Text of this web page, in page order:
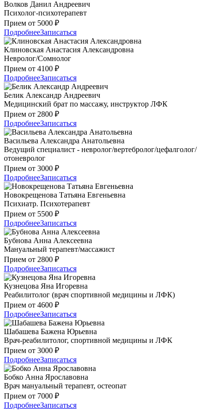
Волков Данил Андреевич
Психолог-психотерапевт
Прием от 5000 ₽
ПодробнееЗаписаться
Клиновская Анастасия Александровна
Невролог/Сомнолог
Прием от 4100 ₽
ПодробнееЗаписаться
Белик Александр Андреевич
Медицинский брат по массажу, инструктор ЛФК
Прием от 2800 ₽
ПодробнееЗаписаться
Васильева Александра Анатольевна
Ведущий специалист - невролог/вертебролог/цефалголог/
отоневролог
Прием от 3000 ₽
ПодробнееЗаписаться
Новокрещенова Татьяна Евгеньевна
Психиатр. Психотерапевт
Прием от 5500 ₽
ПодробнееЗаписаться
Бубнова Анна Алексеевна
Мануальный терапевт/массажист
Прием от 2800 ₽
ПодробнееЗаписаться
Кузнецова Яна Игоревна
Реабилитолог (врач спортивной медицины и ЛФК)
Прием от 4600 ₽
ПодробнееЗаписаться
Шабашева Бажена Юрьевна
Врач-реабилитолог, спортивной медицины и ЛФК
Прием от 3000 ₽
ПодробнееЗаписаться
Бобко Анна Ярославовна
Врач мануальный терапевт, остеопат
Прием от 7000 ₽
ПодробнееЗаписаться